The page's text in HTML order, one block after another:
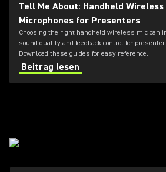
Tell Me About: Handheld Wireless
Microphones for Presenters
Choosing the right handheld wireless mic can
sound quality and feedback control for
Download these guides for easy reference.
Beitrag lesen